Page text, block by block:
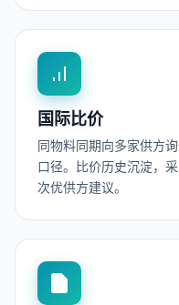
国际比价
同物料同期向多家供方
口径。比价历史沉淀，
次优供方建议。